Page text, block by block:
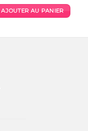
AJOUTER AU PANIER